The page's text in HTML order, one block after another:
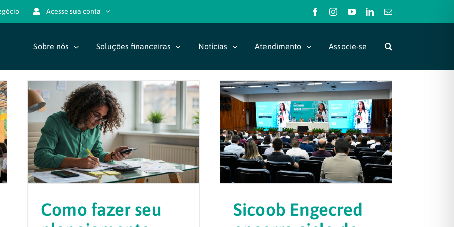
Acesse sua conta FacebookInstagramYouTubeLinkedIn
E-
Sobre nós Soluções financeiras Notícias Atendimento Associe-se
Como fazer seu
Sicoob Engecred